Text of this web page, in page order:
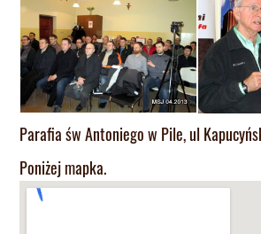
Parafia św Antoniego w Pile, ul
Poniżej mapka.